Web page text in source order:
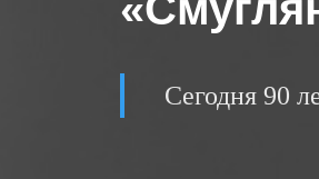
Сегодня 90